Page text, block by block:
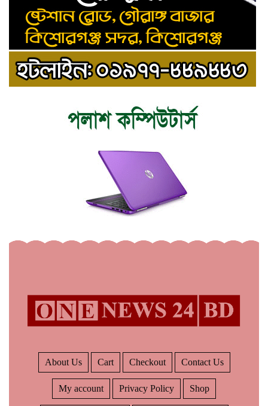
About Us Cart Checkout Contact Us
My account Privacy Policy Shop